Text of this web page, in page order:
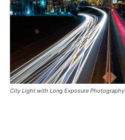
City Light with Long Exposure Photography